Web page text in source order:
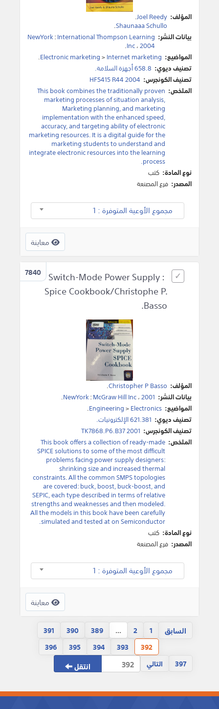
المؤلف: Joel Reedy
.
Shaunaaa Schullo
.
بيانات النشر:
NewYork:International Thompson Learning
Inc،2004
.
المواضيع:
Electronic marketing>Internet marketing
.
تصنيف ديوي: 658.8 أجهزة السلامة.
تصنيف الكونجرس: HF5415 R44 2004
الملخص: This book combines the traditionally proven
marketing processes of situation analysis,
Marketing planning, and marketing
implementation with the enhanced speed,
accuracy, and targeting ability of electronic
marketing resources. It is a digital guide for the
marketing students to understand and
integrate electronic resources into the learning
process.
نوع المادة: كتب
المصدر: فرع المصنعة
مجموع الأوعية المتوفرة : 1
معاينة
7840
Switch-Mode Power Supply :
Spice Cookbook/Christophe P.
Basso.
المؤلف: Christopher P Basso
.
بيانات النشر:
NewYork:McGraw Hill Inc،2001
.
المواضيع:
Engineering>Electronics
.
تصنيف ديوي: 621.381 الإلكترونيات.
تصنيف الكونجرس: TK7868.P6.B37 2001
الملخص: This book offers a collection of ready-made
SPICE solutions to some of the most difficult
problems facing power supply designers:
shrinking size and increased thermal
constraints. All the common SMPS topologies
are covered: buck, boost, buck-boost, and
SEPIC, each type described in terms of relative
strengths and weaknesses and then modeled.
All the models in this book have been carefully
simulated and tested at on Semiconductor.
نوع المادة: كتب
المصدر: فرع المصنعة
مجموع الأوعية المتوفرة : 1
معاينة
السابق 1
2
...
389
390
391
392
393
394
395
396
397
التالي انتقل